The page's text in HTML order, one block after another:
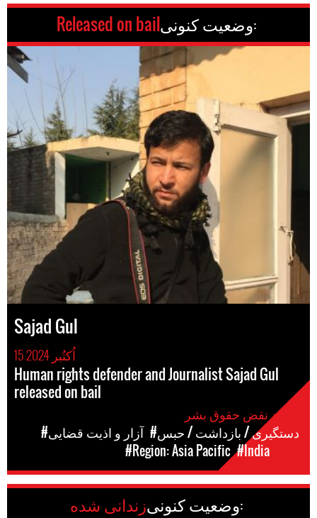
وضعیت کنونی: Released on bail
Sajad Gul
15 اُکتُبر 2024
Human rights defender and Journalist Sajad Gul
released on bail
#آزار و اذیت قضایی
#دستگیری / بازداشت / حبس
#Region: Asia Pacific #India
وضعیت کنونی: زندانی شده